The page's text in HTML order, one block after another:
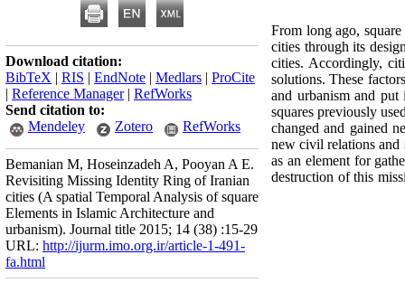
From long ago,
cities through its
cities. Accordingly,
solutions. These
and urbanism and
squares previously
changed and gained
new civil relations and
as an element for
destruction of this
Download citation:
BibTeX | RIS | EndNote | Medlars | ProCite
| Reference Manager| RefWorks
Send citation to:
Mendeley
Zotero RefWorks
Bemanian M, Hoseinzadeh A, Pooyan A E.
Revisiting Missing Identity Ring of Iranian
cities (A spatial Temporal Analysis of square
Elements in Islamic Architecture and
urbanism). Journal title 2015; 14 (38) :15-29
URL: http://ijurm.imo.org.ir/article-1-491-
fa.html